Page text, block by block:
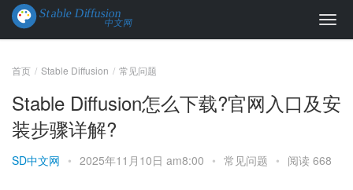
首页 Stable Diffusion 常见问题
Stable Diffusion怎么下载?官网入口及安
装步骤详解?
SD中文网 • 2025年11月10日 am8:00 • 常见问题 • 阅读 668